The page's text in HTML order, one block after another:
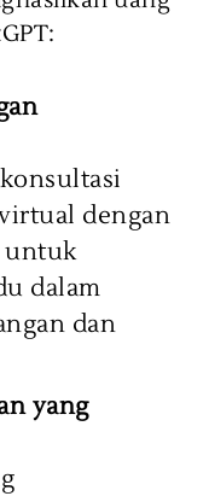
dengan
untuk
dalam
dan
yang